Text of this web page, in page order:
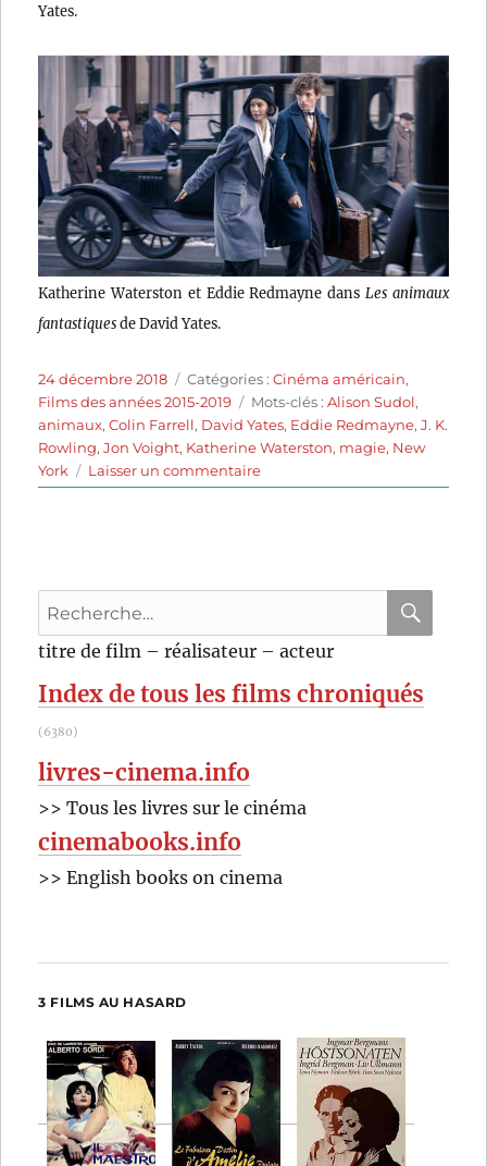
Yates.
Katherine Waterston et Eddie Redmayne dans Les animaux
fantastiquesde David Yates.
Publié
le
24 décembre 2018 Catégories
Catégories :Cinéma américain,
Films des années 2015-2019
Étiquettes
Mots-clés :Alison Sudol,
animaux,Colin Farrell, David Yates, Eddie Redmayne,J. K.
Rowling,Jon Voight, Katherine Waterston, magie, New
York
Laisser un commentairesur
Les
Recherche
pour
:
titre de film – réalisateur – acteur
Index de tous les films chroniqués
(6380)
livres-cinema.info
>> Tous les livres sur le cinéma
cinemabooks.info
>> English books on cinema
3 FILMS AU HASARD